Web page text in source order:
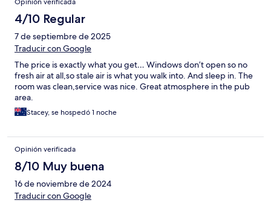
Opinión verificada
4/10 Regular
7 de septiembre de 2025
Traducir con Google
The price is exactly what you get… Windows don’t open so no
fresh air at all,so stale air is what you walk into. And sleep in. The
room was clean,service was nice. Great atmosphere in the pub
area.
Stacey, se hospedó 1 noche
Opinión verificada
8/10 Muy buena
16 de noviembre de 2024
Traducir con Google